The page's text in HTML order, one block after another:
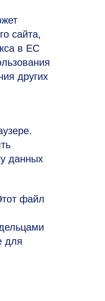
сайта,
в ЕС
других
данных
файл
для